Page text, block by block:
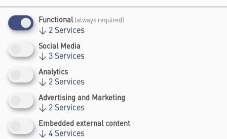
Organsiation der Townhall war
derLandesverband der Kultur- und
der
HSF Meißen(FH) und
Fortbildungszentrum, unterstützt von den
Projektpartner:innen
Freiberg und Duale Hochschule Sachsen
Visitor Information
Functional (always required)
↓ 2 Services
Social Media
↓ 3 Services
Analytics
↓ 2 Services
Advertising and Marketing
↓ 2 Services
Embedded external content
↓ 4 Services